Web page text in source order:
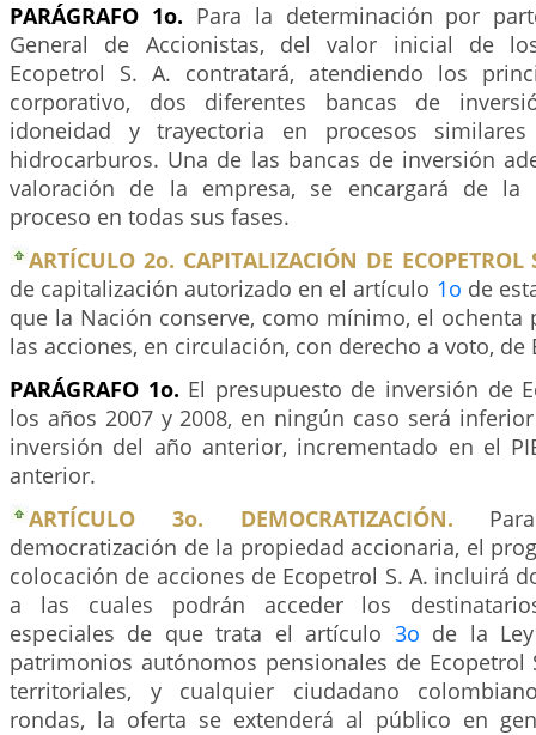
PARÁGRAFO 1o. Para la determinación por
General de Accionistas, del valor inicial de
Ecopetrol S. A. contratará, atendiendo los
corporativo, dos diferentes bancas de
idoneidad y trayectoria en procesos
hidrocarburos. Una de las bancas de inversión
valoración de la empresa, se encargará de la
proceso en todas sus fases.
ARTÍCULO 2o. CAPITALIZACIÓN DE ECOPETROL
de capitalización autorizado en el artículo 1o de
que la Nación conserve, como mínimo, el ochenta
las acciones, en circulación, con derecho a voto, de
PARÁGRAFO 1o. El presupuesto de inversión de
los años 2007 y 2008, en ningún caso será
inversión del año anterior, incrementado en el
anterior.
ARTÍCULO 3o. DEMOCRATIZACIÓN.
democratización de la propiedad accionaria, el
colocación de acciones de Ecopetrol S. A. incluirá
a las cuales podrán acceder los
especiales de que trata el artículo 3o de la
patrimonios autónomos pensionales de Ecopetrol
territoriales, y cualquier ciudadano
rondas, la oferta se extenderá al público en